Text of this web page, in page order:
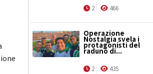
2 466
Operazione
Nostalgia svela i
protagonisti del
raduno di...
2 435